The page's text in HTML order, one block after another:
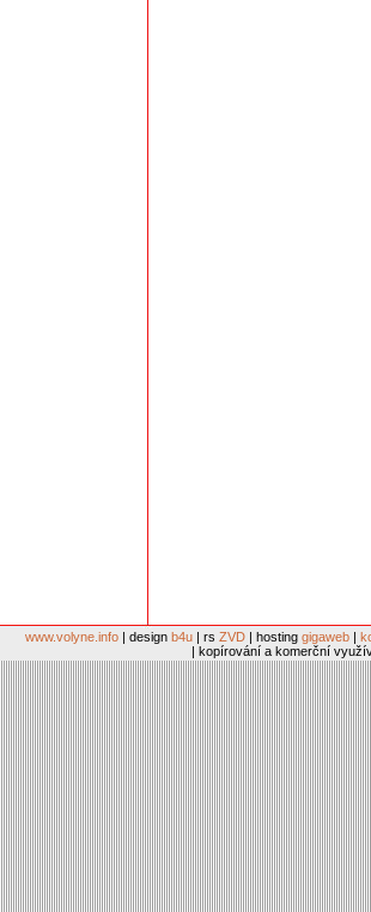
www.volyne.info | design b4u | rs ZVD | hosting gigaweb |
| kopírování a komerční